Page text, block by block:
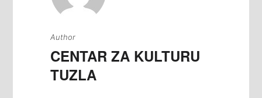
Author
CENTAR ZA KULTURU
TUZLA